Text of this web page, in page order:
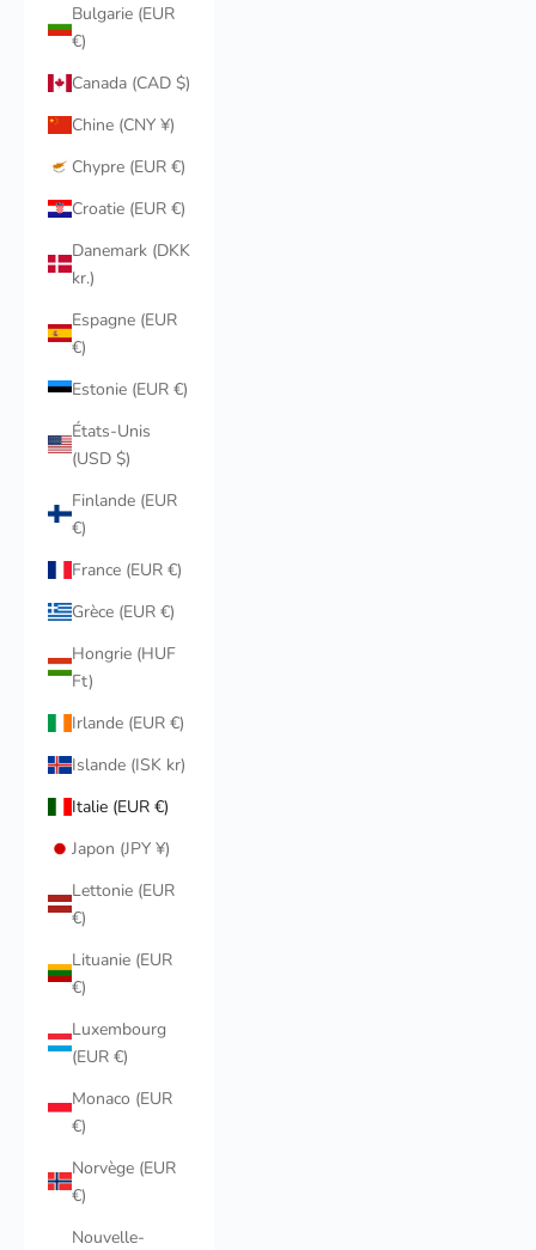
Bulgarie (EUR
€)
Canada (CAD $)
Chine (CNY ¥)
Chypre (EUR €)
Croatie (EUR €)
Danemark (DKK
kr.)
Espagne (EUR
€)
Estonie (EUR €)
États-Unis
(USD $)
Finlande (EUR
€)
France (EUR €)
Grèce (EUR €)
Hongrie (HUF
Ft)
Irlande (EUR €)
Islande (ISK kr)
Italie (EUR €)
Japon (JPY ¥)
Lettonie (EUR
€)
Lituanie (EUR
€)
Luxembourg
(EUR €)
Monaco (EUR
€)
Norvège (EUR
€)
Nouvelle-